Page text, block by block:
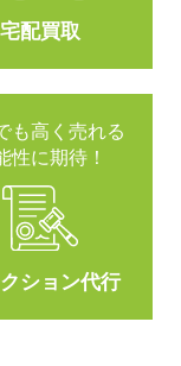
宅配買取
も高く売れる
性に期待！
クション代行